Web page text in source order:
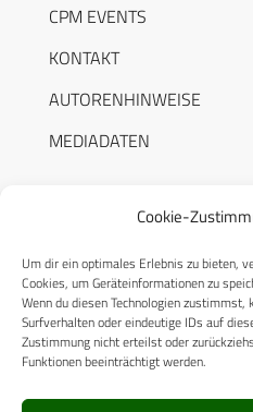
Cookie-
Um dir ein optimales Erlebnis zu bieten,
Cookies, um Geräteinformationen zu
Wenn du diesen Technologien
Surfverhalten oder eindeutige IDs auf
Zustimmung nicht erteilst oder
Funktionen beeinträchtigt werden.
CPM EVENTS
KONTAKT
AUTORENHINWEISE
MEDIADATEN
RECHTLICHES
Datenschutzerklärung
Cookie-Richtlinie (EU)